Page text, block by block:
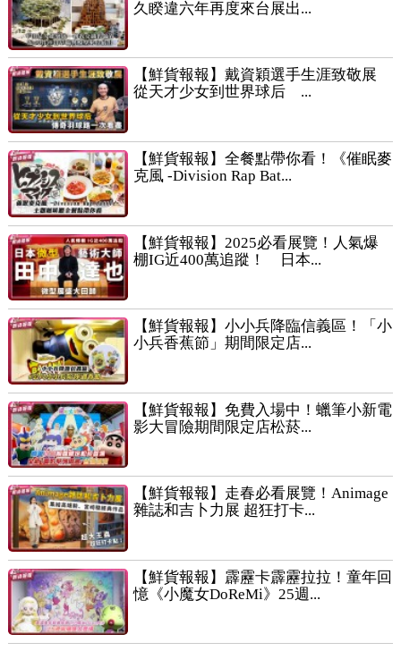
久睽違六年再度來台展出...
【鮮貨報報】戴資穎選手生涯致敬展
從天才少女到世界球后 ...
【鮮貨報報】全餐點帶你看！《催眠麥
克風 -Division Rap Bat...
【鮮貨報報】2025必看展覽！人氣爆
棚IG近400萬追蹤！ 日本...
【鮮貨報報】小小兵降臨信義區！「小
小兵香蕉節」期間限定店...
【鮮貨報報】免費入場中！蠟筆小新電
影大冒險期間限定店松菸...
【鮮貨報報】走春必看展覽！Animage
雜誌和吉卜力展 超狂打卡...
【鮮貨報報】霹靂卡霹靂拉拉！童年回
憶《小魔女DoReMi》25週...